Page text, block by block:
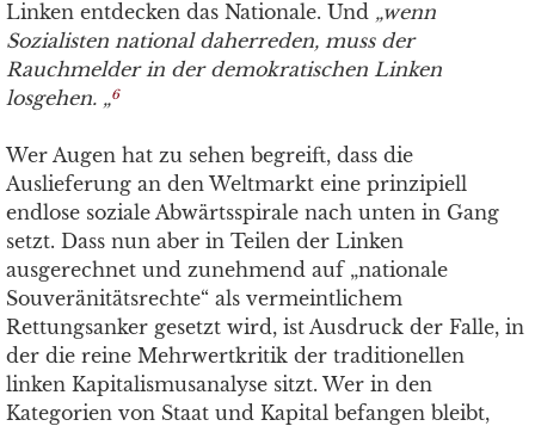
Linken entdecken das Nationale. Und „wenn
Sozialisten national daherreden, muss der
Rauchmelder in der demokratischen Linken
losgehen. „6
Wer Augen hat zu sehen begreift, dass die
Auslieferung an den Weltmarkt eine prinzipiell
endlose soziale Abwärtsspirale nach unten in Gang
setzt. Dass nun aber in Teilen der Linken
ausgerechnet und zunehmend auf „nationale
Souveränitätsrechte“ als vermeintlichem
Rettungsanker gesetzt wird, ist Ausdruck der Falle, in
der die reine Mehrwertkritik der traditionellen
linken Kapitalismusanalyse sitzt. Wer in den
Kategorien von Staat und Kapital befangen bleibt,